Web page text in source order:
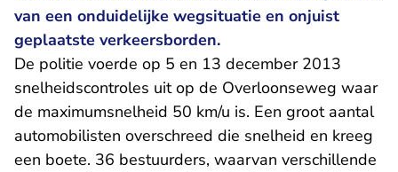
van een onduidelijke wegsituatie en onjuist
geplaatste verkeersborden.
De politie voerde op 5 en 13 december 2013
snelheidscontroles uit op de Overloonseweg waar
de maximumsnelheid 50 km/u is. Een groot aantal
automobilisten overschreed die snelheid en kreeg
een boete. 36 bestuurders, waarvan verschillende